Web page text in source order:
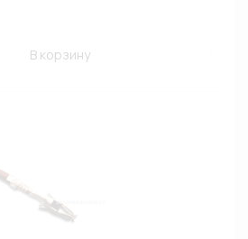
В корзину